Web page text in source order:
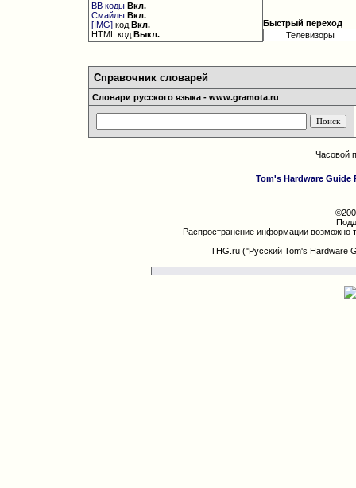
BB коды Вкл.
Смайлы Вкл.
[IMG] кодВкл.
HTML кодВыкл.
Быстрый переход
Справочник словарей
Словари русского языка - www.gramota.ru
Часовой
Tom's Hardware Guide
Распространение информации возможно
THG.ru ("Русский Tom's Hardware